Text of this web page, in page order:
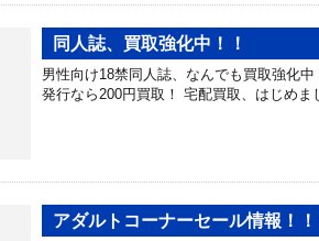
同人誌、買取強化中！！
男性向け18禁同人誌、なんでも買取強化
発行なら200円買取！ 宅配買取、はじめ
アダルトコーナーセール情報！！